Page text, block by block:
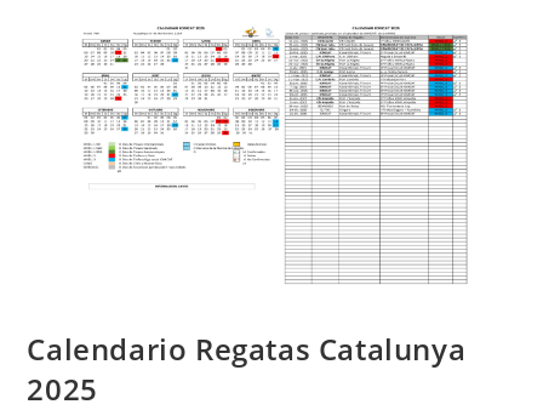
Calendario Regatas Catalunya
2025